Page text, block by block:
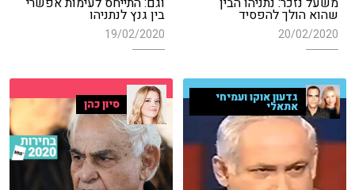
שהוא הולך להפסיד
20/02/2020
בין גנץ לנתניהו
19/02/2020
גדעון אוקו ועמיחי
אתאלי סיון כהן